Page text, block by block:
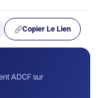
Copier Le Lien
ADCF sur